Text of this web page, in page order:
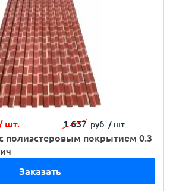
шт. 1 637руб. / шт.
полиэстеровым покрытием 0.3
Заказать